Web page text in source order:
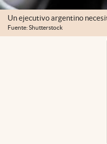
Un ejecutivo argentino
Fuente: Shutterstock